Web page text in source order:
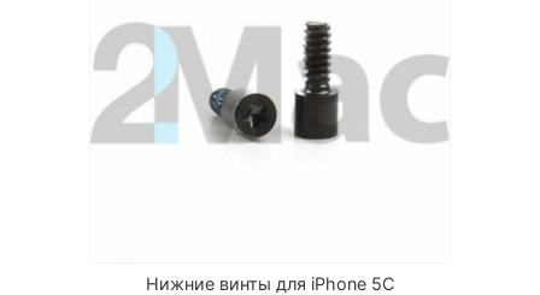
Нижние винты для iPhone 5C